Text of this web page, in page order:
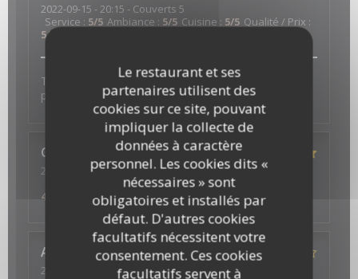
Le restaurant et ses
partenaires utilisent des
cookies sur ce site, pouvant
impliquer la collecte de
données à caractère
personnel. Les cookies dits «
nécessaires » sont
obligatoires et installés par
défaut. D'autres cookies
facultatifs nécessitent votre
consentement. Ces cookies
facultatifs servent à
2022-09-15 - 20:15 - Couverts 5
Service : 5/5 Ambiance : 5/5 Cuisine : 5/5 Qualité / Prix :
5/5
Toujours très chaleureux acceuil et plats excellents
plus bon rapport qualite/prix
Carlos
2022-08-07- 21:15 - Couverts 4
Ambiance:5/5 Cuisine:5/5
4
Anne-MarieB
2022-08-05
- 12:45 - Couverts 2